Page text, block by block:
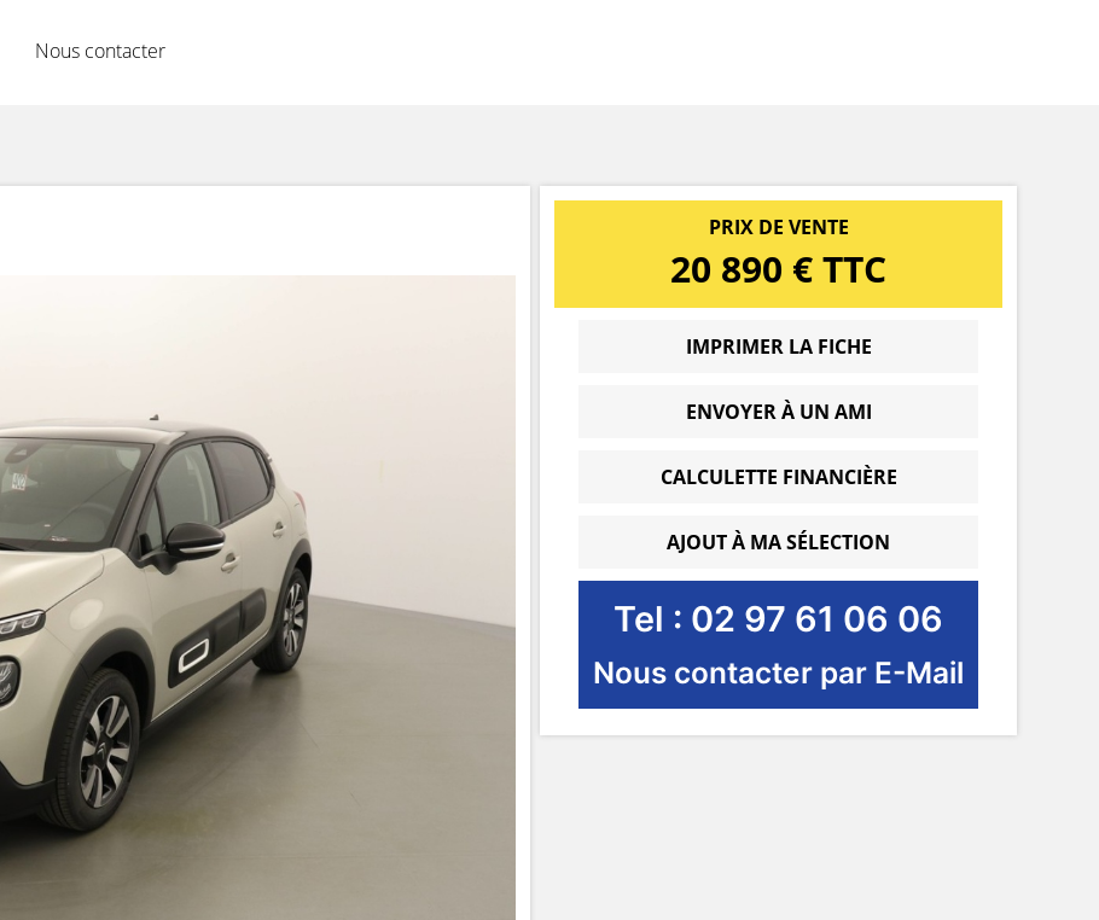
Nous contacter
PRIX DE VENTE
20 890 € TTC
IMPRIMER LA FICHE
ENVOYER À UN AMI
CALCULETTE FINANCIÈRE
AJOUT À MA SÉLECTION
Tel : 02 97 61 06 06
Nous contacter par E-Mail